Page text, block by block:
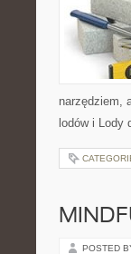
narzędziem,
lodów i Lody
POSTED